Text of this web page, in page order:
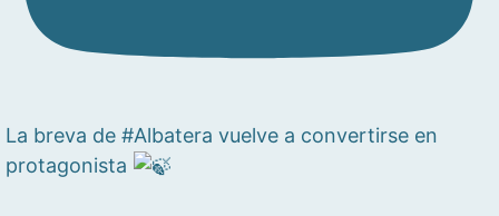
La breva de #Albatera vuelve a convertirse en
protagonista